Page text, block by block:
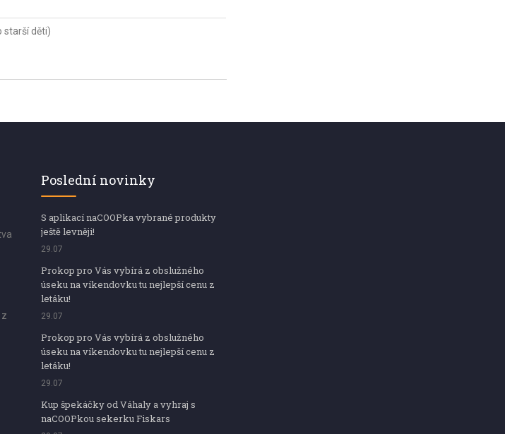
starší děti)
Poslední novinky
S aplikací naCOOPka vybrané produkty
ještě levněji!
29.07
Prokop pro Vás vybírá z obslužného
úseku na víkendovku tu nejlepší cenu z
letáku!
29.07
Prokop pro Vás vybírá z obslužného
úseku na víkendovku tu nejlepší cenu z
letáku!
29.07
Kup špekáčky od Váhaly a vyhraj s
naCOOPkou sekerku Fiskars